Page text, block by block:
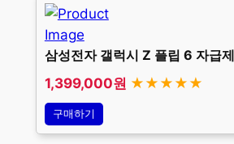
삼성전자 갤럭시 Z 플립 6 자급제
1,399,000원 ★★★★★
구매하기